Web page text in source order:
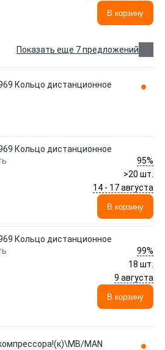
В корзину
Показать еще 7 предложений
Кольцо дистанционное
Кольцо дистанционное
95%
>20 шт.
14 - 17 августа
В корзину
Кольцо дистанционное
99%
18 шт.
9 августа
В корзину
MAN